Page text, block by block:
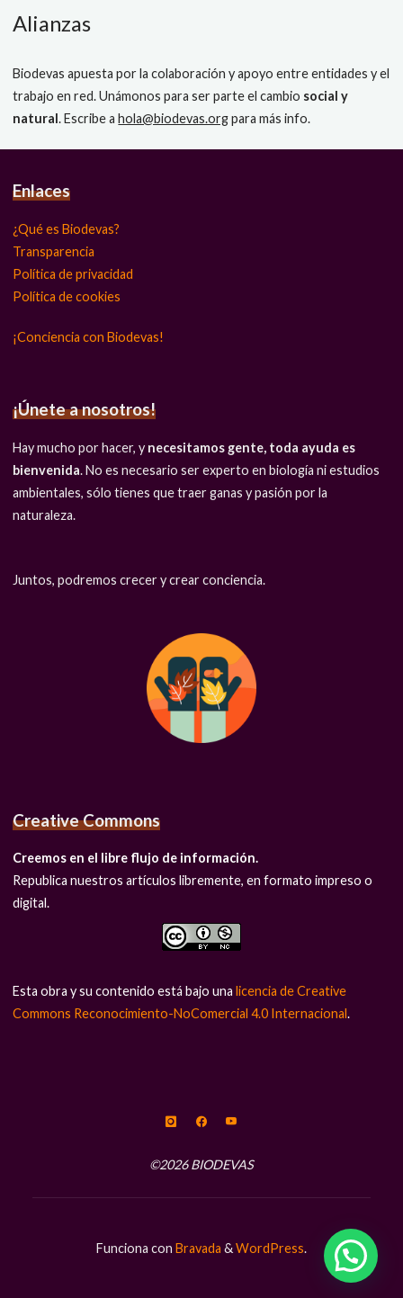
Alianzas
Biodevas apuesta por la colaboración y apoyo entre entidades y el
trabajo en red. Unámonos para ser parte el cambio social y
natural. Escribe ahola@biodevas.orgpara más info.
Enlaces
¿Qué es Biodevas?
Transparencia
Política de privacidad
Política de cookies
¡Conciencia con Biodevas!
¡Únete a nosotros!
Hay mucho por hacer, y necesitamos gente, toda ayuda es
bienvenida. No es necesario ser experto en biología ni estudios
ambientales, sólo tienes que traer ganas y pasión por la
naturaleza.
Juntos, podremos crecer y crear conciencia.
Creative Commons
Creemos en el libre flujo de información.
Republica nuestros artículos libremente, en formato impreso o
digital.
Esta obra y su contenido está bajo unalicencia de Creative
Commons Reconocimiento-NoComercial 4.0 Internacional.
©2026 BIODEVAS
Funciona con Bravada &WordPress.